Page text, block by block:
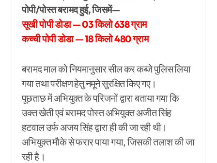
पोपी/पोस्त बरामद हुई, जिसमें—
सूखी पोपी डोडा — 03 किलो 638 ग्राम
कच्ची पोपी डोडा — 18 किलो 480 ग्राम
बरामद माल को नियमानुसार सील कर कब्जे पुलिस लिया
गया तथा परीक्षण हेतु नमूने सुरक्षित किए गए।
पूछताछ में अभियुक्त के परिजनों द्वारा बताया गया कि
उक्त खेती एवं बरामद पोस्त अभियुक्त अजीत सिंह
हटवाल उर्फ अजय सिंह द्वारा ही की जा रही थी।
अभियुक्त मौके से फरार पाया गया, जिसकी तलाश की जा
रही है।